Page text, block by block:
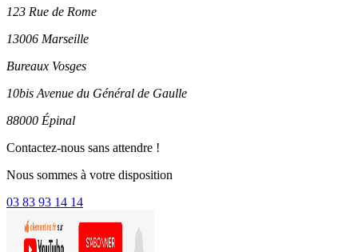
123 Rue de Rome
13006 Marseille
Bureaux Vosges
10bis Avenue du Général de Gaulle
88000 Épinal
Contactez-nous sans attendre !
Nous sommes à votre disposition
03 83 93 14 14